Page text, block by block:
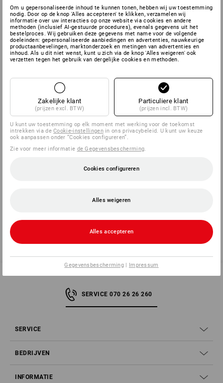
en meervoudig geklonken boom/tredeverbinding.
Plaatsbesparend inklapbaar (16 cm)
Beschermkappen aan de treden
Uitvoering:
Aantal-treden: 2 x 3, Stahoogte: 20 cm, Gewicht: 2,5 kg,
maximale werkhoogte tot 2,20 m
EN 131 - gecertificeerd.
8 jaar garantie.
TÜV Süd getest.
Levering franco aan huis: bij een goederenwaarde van €
150,00 (excl. BTW) / € 180,00 (incl. BTW) uit ons complete
productassortiment! +++ Levertijd ca. 2 weken.
Informatie van de fabrikant:
KRAUSE-Werk GmbH & Co. KG | Am
Gegevensblad
SERVICE 070 26 26 260
SERVICE
BEDRIJVEN
INFORMATIE
Om u gepersonaliseerde inhoud te kunnen tonen, hebben wij uw toestemming
nodig. Door op de knop 'Alles accepteren' te klikken, verzamelen wij
informatie over uw interacties op onze website via cookies en andere
methoden (inclusief AI-gestuurde procedures), evenals gegevens uit het
bestelproces. Wij gebruiken deze gegevens met name voor de volgende
doeleinden: gepersonaliseerde aanbiedingen en advertenties, nauwkeurige
productaanbevelingen, marktonderzoek en metingen van advertenties en
inhoud. Als u dit niet wenst, kunt u zich via de knop 'Alles weigeren' ook
verzetten tegen het gebruik van dergelijke cookies en methoden.
Zakelijke klant
(prijzen excl. BTW)
Particuliere klant
(prijzen incl. BTW)
U kunt uw toestemming op elk moment met werking voor de toekomst
intrekken via deCookie-instellingenin ons privacybeleid. U kunt uw keuze
ook aanpassen onder “Cookies configureren”.
Zie voor meer informatie de Gegevensbescherming.
Cookies configureren
Alles weigeren
Alles accepteren
Gegevensbescherming | Impressum